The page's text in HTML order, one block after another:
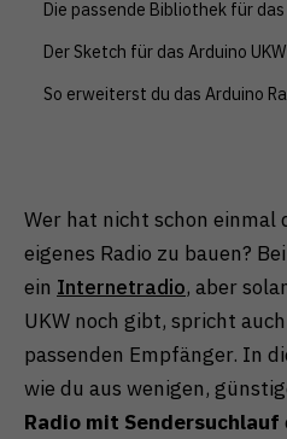
Wer hat nicht schon einmal
eigenes Radio zu bauen?
ein Internetradio, aber
UKW noch gibt, spricht
passenden Empfänger. In
wie du aus wenigen,
Radio mit Sendersuchlauf
Die passende Bibliothek für
Der Sketch für das Arduino
So erweiterst du das Arduino
Zurück Nur
Externe Medien (1)
Inhalte von Videoplattformen
Plattformen werden
Cookies von externen
bedarf der Zugriff auf diese
Einwilligung mehr.
Cookie-